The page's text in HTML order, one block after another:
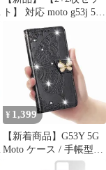
ト】 対応 moto g53j 5G
/ moto g53y 5G ガラス
フィルム 2枚+ カメラ
保護 2枚 【日本旭硝子
素材採用 硬度9H 飛散
防止 】 用 motorola g53j
5G フィルム 強化ガラ
ス 液晶 対応 moto
¥ 1,399
【新着商品】G53Y 5G
Moto ケース / 手帳型
G53J ノートブック型携